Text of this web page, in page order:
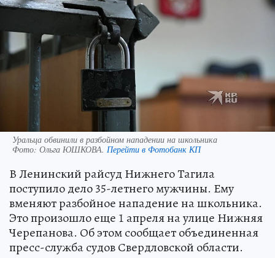
Уральца обвинили в разбойном нападении на школьника
Фото: Ольга ЮШКОВА. Перейти в Фотобанк КП
В Ленинский райсуд Нижнего Тагила
поступило дело 35-летнего мужчины. Ему
вменяют разбойное нападение на школьника.
Это произошло еще 1 апреля на улице Нижняя
Черепанова. Об этом сообщает объединенная
пресс-служба судов Свердловской области.